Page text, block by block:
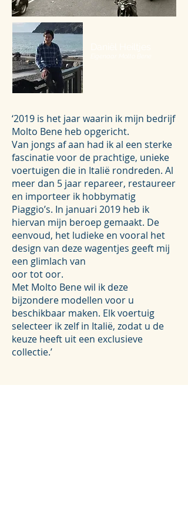
‘2019 is het jaar waarin ik mijn bedrijf
Molto Bene heb opgericht.
Van jongs af aan had ik al een sterke
fascinatie voor de prachtige, unieke
voertuigen die in Italië rondreden. Al
meer dan 5 jaar repareer, restaureer
en importeer ik hobbymatig
Piaggio’s. In januari 2019 heb ik
hiervan mijn beroep gemaakt. De
eenvoud, het ludieke en vooral het
design van deze wagentjes geeft mij
een glimlach van
oor tot oor.
Met Molto Bene wil ik deze
bijzondere modellen voor u
beschikbaar maken. Elk voertuig
selecteer ik zelf in Italië, zodat u de
keuze heeft uit een exclusieve
collectie.’